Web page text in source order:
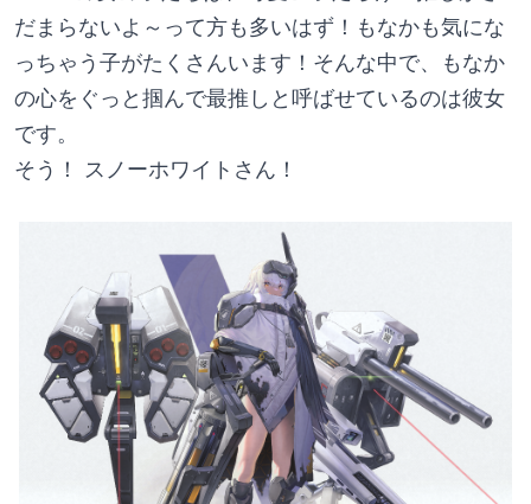
だまらないよ～って方も多いはず！もなかも気にな
っちゃう子がたくさんいます！そんな中で、もなか
の心をぐっと掴んで最推しと呼ばせているのは彼女
です。
そう！ スノーホワイトさん！